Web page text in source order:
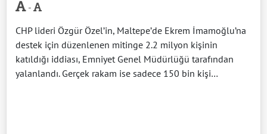
-
CHP lideri Özgür Özel’in, Maltepe’de Ekrem İmamoğlu’na
destek için düzenlenen mitinge 2.2 milyon kişinin
katıldığı iddiası, Emniyet Genel Müdürlüğü tarafından
yalanlandı. Gerçek rakam ise sadece 150 bin kişi…